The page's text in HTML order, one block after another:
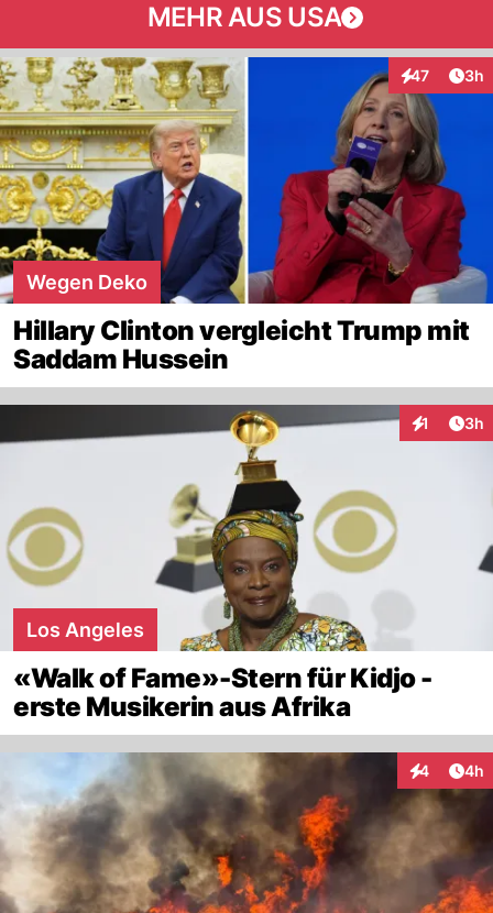
MEHR AUS USA
47
Interaktionen
3h
Wegen Deko
Hillary Clinton vergleicht Trump mit
Saddam Hussein
1 3h
Los Angeles
«Walk of Fame»-Stern für Kidjo -
erste Musikerin aus Afrika
4 4h